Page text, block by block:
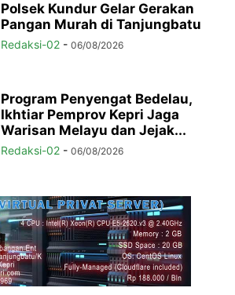
Polsek Kundur Gelar Gerakan
Pangan Murah di Tanjungbatu
Redaksi-02 - 06/08/2026
Program Penyengat Bedelau,
Ikhtiar Pemprov Kepri Jaga
Warisan Melayu dan Jejak...
Redaksi-02 - 06/08/2026